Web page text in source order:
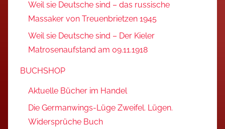
Weil sie Deutsche sind – das russische
Massaker von Treuenbrietzen 1945
Weil sie Deutsche sind – Der Kieler
Matrosenaufstand am 09.11.1918
BUCHSHOP
Aktuelle Bücher im Handel
Die Germanwings-Lüge Zweifel. Lügen.
Widersprüche Buch